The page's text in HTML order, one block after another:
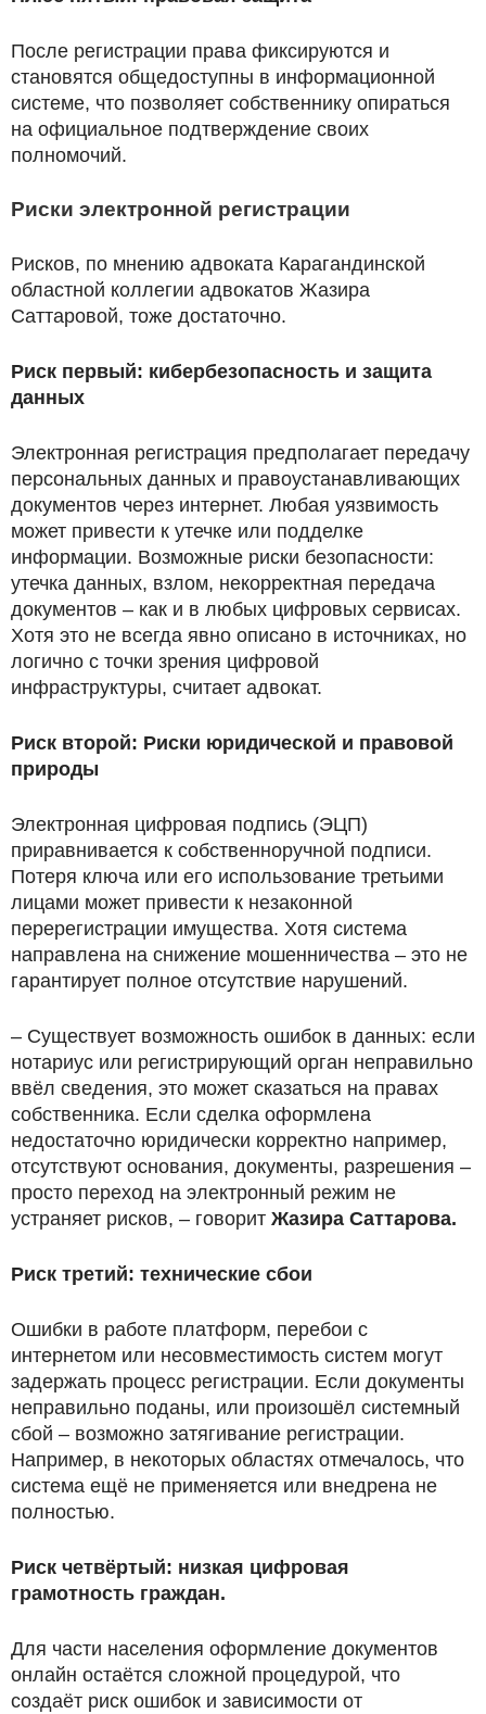
После регистрации права фиксируются и
становятся общедоступны в информационной
системе, что позволяет собственнику опираться
на официальное подтверждение своих
полномочий.
Риски электронной регистрации
Рисков, по мнению адвоката Карагандинской
областной коллегии адвокатов Жазира
Саттаровой, тоже достаточно.
Риск первый: кибербезопасность и защита
данных
Электронная регистрация предполагает передачу
персональных данных и правоустанавливающих
документов через интернет. Любая уязвимость
может привести к утечке или подделке
информации. Возможные риски безопасности:
утечка данных, взлом, некорректная передача
документов – как и в любых цифровых сервисах.
Хотя это не всегда явно описано в источниках, но
логично с точки зрения цифровой
инфраструктуры, считает адвокат.
Риск второй: Риски юридической и правовой
природы
Электронная цифровая подпись (ЭЦП)
приравнивается к собственноручной подписи.
Потеря ключа или его использование третьими
лицами может привести к незаконной
перерегистрации имущества. Хотя система
направлена на снижение мошенничества – это не
гарантирует полное отсутствие нарушений.
– Существует возможность ошибок в данных: если
нотариус или регистрирующий орган неправильно
ввёл сведения, это может сказаться на правах
собственника. Если сделка оформлена
недостаточно юридически корректно например,
отсутствуют основания, документы, разрешения –
просто переход на электронный режим не
устраняет рисков, – говорит Жазира Саттарова.
Риск третий: технические сбои
Ошибки в работе платформ, перебои с
интернетом или несовместимость систем могут
задержать процесс регистрации. Если документы
неправильно поданы, или произошёл системный
сбой – возможно затягивание регистрации.
Например, в некоторых областях отмечалось, что
система ещё не применяется или внедрена не
полностью.
Риск четвёртый: низкая цифровая
грамотность граждан.
Для части населения оформление документов
онлайн остаётся сложной процедурой, что
создаёт риск ошибок и зависимости от